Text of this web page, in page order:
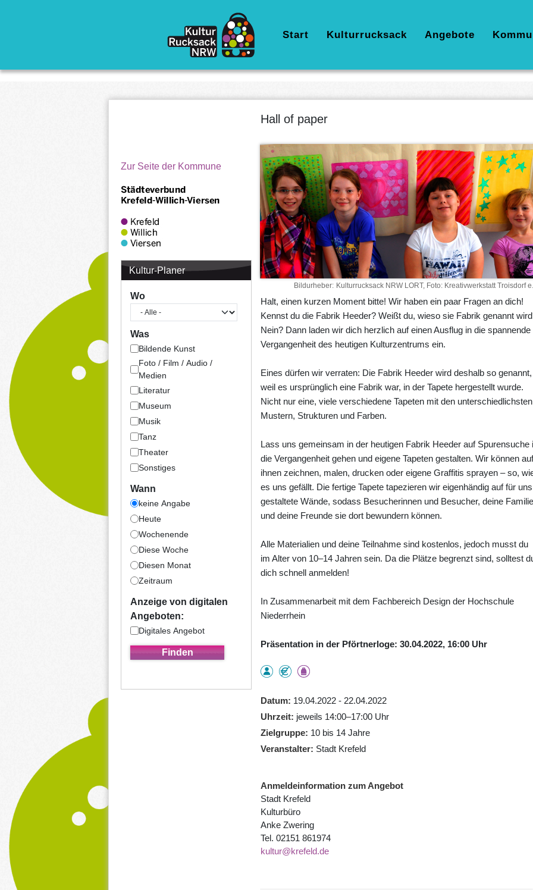
Hauptnavigation
Start Kulturrucksack Angebote
Zur Seite der Kommune
Kultur-Planer
Wo
Was
Bildende Kunst
Foto / Film / Audio /
Medien
Literatur
Museum
Musik
Tanz
Theater
Sonstiges
Wann
keine Angabe
Heute
Wochenende
Diese Woche
Diesen Monat
Zeitraum
Anzeige von digitalen
Angeboten:
Digitales Angebot
Hall of paper
Bildurheber Kulturrucksack NRW LORT, Foto: Kreativwerkstatt Troisdorf
Halt, einen kurzen Moment bitte! Wir haben ein paar Fragen an dich!
Kennst du die Fabrik Heeder? Weißt du, wieso sie Fabrik genannt
Nein? Dann laden wir dich herzlich auf einen Ausflug in die spannende
Vergangenheit des heutigen Kulturzentrums ein.
Eines dürfen wir verraten: Die Fabrik Heeder wird deshalb so genannt,
weil es ursprünglich eine Fabrik war, in der Tapete hergestellt wurde.
Nicht nur eine, viele verschiedene Tapeten mit den unterschiedlichsten
Mustern, Strukturen und Farben.
Lass uns gemeinsam in der heutigen Fabrik Heeder auf Spurensuche
die Vergangenheit gehen und eigene Tapeten gestalten. Wir können auf
ihnen zeichnen, malen, drucken oder eigene Graffitis sprayen – so,
es uns gefällt. Die fertige Tapete tapezieren wir eigenhändig auf für uns
gestaltete Wände, sodass Besucherinnen und Besucher, deine Familie
und deine Freunde sie dort bewundern können.
Alle Materialien und deine Teilnahme sind kostenlos, jedoch musst du
im Alter von 10–14 Jahren sein. Da die Plätze begrenzt sind, solltest
dich schnell anmelden!
In Zusammenarbeit mit dem Fachbereich Design der Hochschule
Niederrhein
Präsentation in der Pförtnerloge: 30.04.2022, 16:00 Uhr
Datum
19.04.2022 - 22.04.2022
Uhrzeit
jeweils 14:00–17:00 Uhr
Zielgruppe
10 bis 14 Jahre
Veranstalter
Stadt Krefeld
Anmeldeinformation zum Angebot
Stadt Krefeld
Kulturbüro
Anke Zwering
Tel. 02151 861974
kultur@krefeld.de